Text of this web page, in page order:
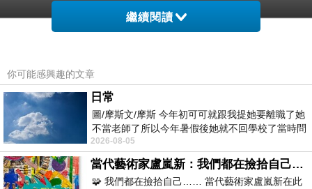
雖然我是一個蠻常聽MP3的人，除了MP3播
用電腦時也都是聽MP3檔，但CD的格式聽起來
真的很有差，就算買了很好的耳機配MP3，也比
不上用一般的CD音響播CD（更何況我還用了中
階的喇叭）。我永遠記得人生第一次買了好喇
叭，按下CD隨身聽的播放鍵，聽著聽著就要哭了
的感動，那種被包圍的溫暖和陪伴，無可取代。
繼續閱讀
你可能感興趣的文章
日常
圖/摩斯文/摩斯 今年初可可就跟我提她要離職了她
不當老師了所以今年暑假後她就不回學校了當時問
她不是很喜歡幼幼班的小朋友嗎捨得不
2026-08-05
當代藝術家盧嵐新：我們都在撿拾自己，將散落的情緒與碎片，拼回生命完整的輪廓
🧩 我們都在撿拾自己…… 當代藝術家盧嵐新在此